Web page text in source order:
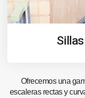
Ofrecemos una
escaleras rectas y